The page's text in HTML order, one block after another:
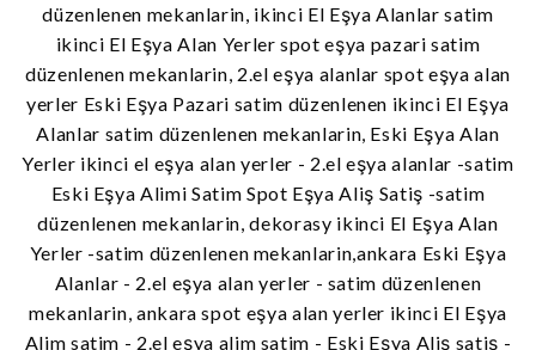
düzenlenen mekanlarin, ikinci El Eşya Alanlar satim
ikinci El Eşya Alan Yerler spot eşya pazari satim
düzenlenen mekanlarin, 2.el eşya alanlar spot eşya alan
yerler Eski Eşya Pazari satim düzenlenen ikinci El Eşya
Alanlar satim düzenlenen mekanlarin, Eski Eşya Alan
Yerler ikinci el eşya alan yerler - 2.el eşya alanlar -satim
Eski Eşya Alimi Satim Spot Eşya Aliş Satiş -satim
düzenlenen mekanlarin, dekorasy ikinci El Eşya Alan
Yerler -satim düzenlenen mekanlarin,ankara Eski Eşya
Alanlar - 2.el eşya alan yerler - satim düzenlenen
mekanlarin, ankara spot eşya alan yerler ikinci El Eşya
Alim satim - 2.el eşya alim satim - Eski Eşya Aliş satiş -